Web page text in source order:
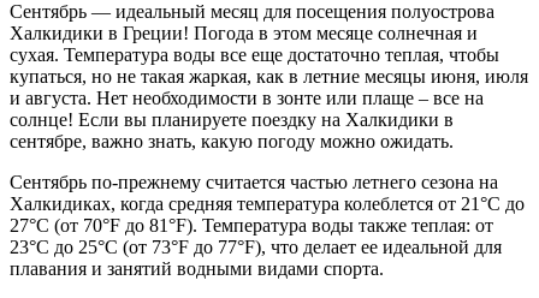
Сентябрь — идеальный месяц для посещения полуострова
Халкидики в Греции! Погода в этом месяце солнечная и
сухая. Температура воды все еще достаточно теплая, чтобы
купаться, но не такая жаркая, как в летние месяцы июня, июля
и августа. Нет необходимости в зонте или плаще – все на
солнце! Если вы планируете поездку на Халкидики в
сентябре, важно знать, какую погоду можно ожидать.
Сентябрь по-прежнему считается частью летнего сезона на
Халкидиках, когда средняя температура колеблется от 21°C до
27°C (от 70°F до 81°F). Температура воды также теплая: от
23°C до 25°C (от 73°F до 77°F), что делает ее идеальной для
плавания и занятий водными видами спорта.